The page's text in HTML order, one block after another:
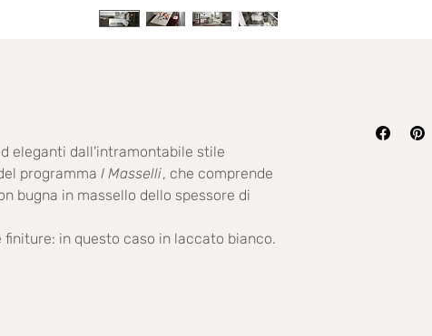
eleganti dall'intramontabile stile
programma I Masselli, che comprende
bugna in massello dello spessore di
in questo caso in laccato bianco.